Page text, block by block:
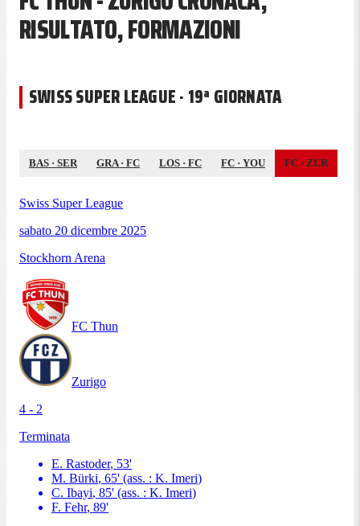
RISULTATO, FORMAZIONI
SWISS SUPER LEAGUE · 19ª GIORNATA
BAS · SER GRA· FC LOS · FC FC · YOU FC · ZUR
Swiss Super League
sabato 20 dicembre 2025
Stockhorn Arena
FC Thun
Zurigo
4 - 2
Terminata
E. Rastoder, 53'
M. Bürki, 65' (ass. : K. Imeri)
C. Ibayi, 85' (ass. : K. Imeri)
F. Fehr, 89'